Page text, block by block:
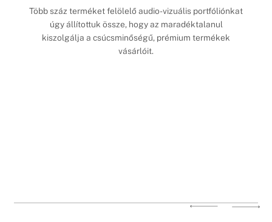
Több száz terméket felölelő audio-vizuális portfóliónkat
úgy állítottuk össze, hogy az maradéktalanul
kiszolgálja a csúcsminőségű, prémium termékek
vásárlóit.